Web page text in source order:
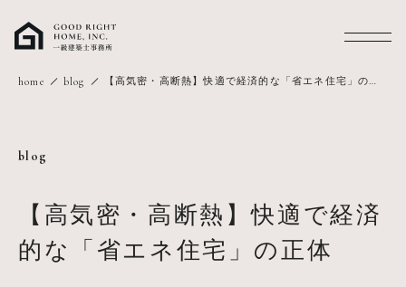
home blog
【高気密・高断熱】快適で経済的な「省エネ住宅」の正
【高気密・高断熱】快適で経済
的な「省エネ住宅」の正体
blog